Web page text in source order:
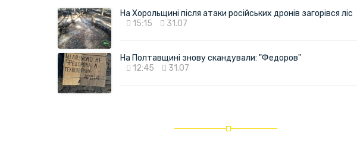
На Хорольщині після атаки російських дронів загорівся ліс
15:15
31.07
На Полтавщині знову скандували: "Федоров"
12:45
31.07